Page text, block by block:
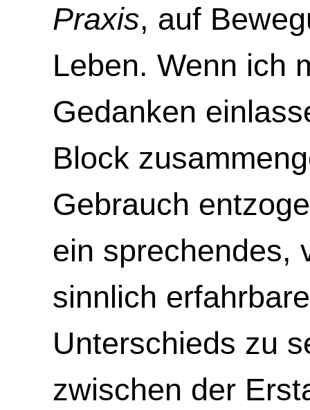
Praxis, auf
Leben. Wenn ich
Gedanken
Block
Gebrauch
ein sprechendes,
sinnlich
Unterschieds zu
zwischen der